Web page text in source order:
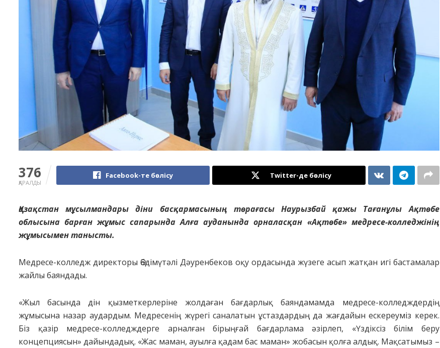
376
ҚАРАЛДЫ
Facebook-те бөлісу Twitter-де бөлісу
Қазақстан мұсылмандары діни басқармасының төрағасы Наурызбай қажы Тағанұлы Ақтөбе
облысына барған жұмыс сапарында Алға ауданында орналасқан «Ақтөбе» медресе-колледжінің
жұмысымен танысты.
Медресе-колледж директоры Әбдімүтәлі Дәуренбеков оқу ордасында жүзеге асып жатқан игі бастамалар
жайлы баяндады.
«Жыл басында дін қызметкерлеріне жолдаған бағдарлық баяндамамда медресе-колледждердің
жұмысына назар аудардым. Медресенің жүрегі саналатын ұстаздардың да жағдайын ескереуміз керек.
Біз қазір медресе-колледждерге арналған бірыңғай бағдарлама әзірлеп, «Үздіксіз білім беру
концепциясын» дайындадық. «Жас маман, ауылға қадам бас маман» жобасын қолға алдық. Мақсатымыз –